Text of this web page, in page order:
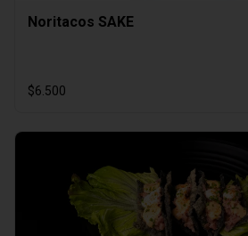
Noritacos SAKE
$6.500